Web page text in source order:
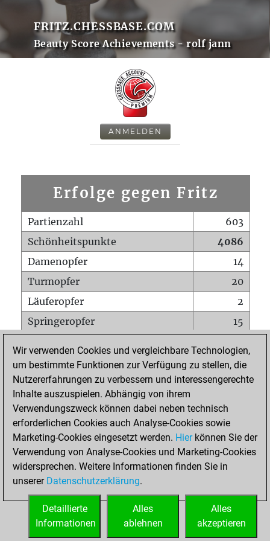
FRITZ.CHESSBASE.COM
Beauty Score Achievements - rolf jann
ANMELDEN
Erfolge gegen Fritz
Partienzahl
603
Schönheitspunkte
4086
Damenopfer
14
Turmopfer
20
Läuferopfer
2
Springeropfer
15
Matt auf vollem Brett
0
Bauer setzt Matt
0
Erstickte Matts
Unterverwandlungen
Türme auf der siebten
0
STARTSEITE
Wir verwenden Cookies und vergleichbare Technologien,
um bestimmte Funktionen zur Verfügung zu stellen, die
Nutzererfahrungen zu verbessern und interessengerechte
Inhalte auszuspielen. Abhängig von ihrem
Verwendungszweck können dabei neben technisch
erforderlichen Cookies auch Analyse-Cookies sowie
Marketing-Cookies eingesetzt werden. Hierkönnen Sie der
Verwendung von Analyse-Cookies und Marketing-Cookies
widersprechen. Weitere Informationen finden Sie in
unserer Datenschutzerklärung.
Alles
akzeptieren
Alles
ablehnen
Detaillierte
Informationen